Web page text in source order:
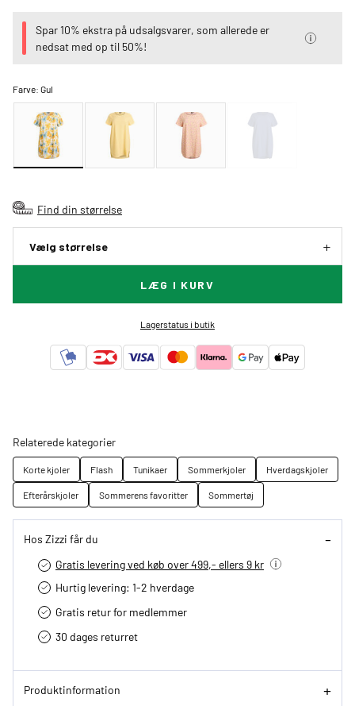
Spar 10% ekstra på udsalgsvarer, som allerede er
nedsat med op til 50%!
Farve:Gul
Find din størrelse
Vælg størrelse
LÆG I KURV
Lagerstatus i butik
Relaterede kategorier
Korte kjoler Flash Tunikaer Sommerkjoler
Hverdagskjoler
Efterårskjoler
Sommerens favoritter Sommertøj
Hos Zizzi får du
Gratis levering ved køb over 499,- ellers 9 kr
Hurtig levering­: 1-2 hverdage
Gratis retur for medlemmer
30 dages returret
Produktinformation